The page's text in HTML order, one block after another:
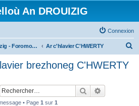
An DROUIZIG
Connexion
Kerzrouizig - Foromoù An Drouizig Ar c'hlavier C'HWERTY
brezhoneg C'HWERTY
Rechercher
• Page 1 sur 1